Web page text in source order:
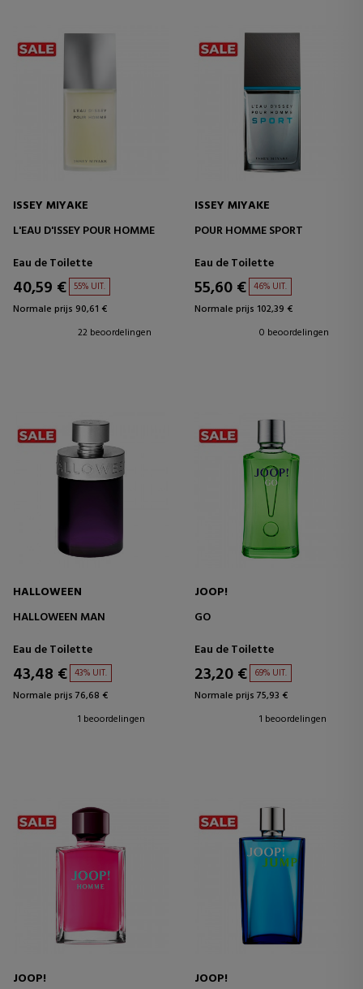
ISSEY MIYAKE
L'EAU D'ISSEY POUR HOMME
Eau de Toilette
40,59 € 55% UIT.
Normale prijs 90,61 €
22 beoordelingen
ISSEY MIYAKE
POUR HOMME SPORT
Eau de Toilette
55,60 € 46% UIT.
Normale prijs 102,39 €
0 beoordelingen
HALLOWEEN
HALLOWEEN MAN
Eau de Toilette
43,48 € 43% UIT.
Normale prijs 76,68 €
1 beoordelingen
JOOP!
GO
Eau de Toilette
23,20 € 69% UIT.
Normale prijs 75,93 €
1 beoordelingen
JOOP!
JOOP!